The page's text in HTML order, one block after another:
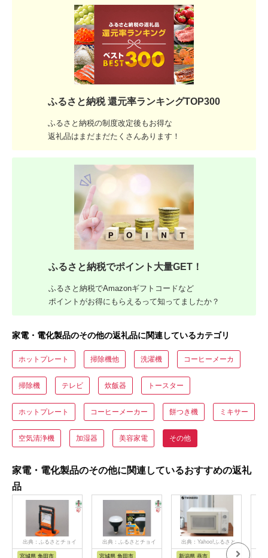
ふるさと納税 還元率ランキングTOP300
ふるさと納税の制度改定後もお得な
返礼品はまだまだたくさんあります！
ふるさと納税でポイント大量GET！
ふるさと納税でAmazonギフトコードなど
ポイントがお得にもらえるって知ってましたか？
家電・電化製品のその他の返礼品に関連しているカテゴリ
ホットプレート 掃除機他 洗濯機 コーヒーメーカ
掃除機 テレビ 炊飯器 トースター
ホットプレート コーヒーメーカー 餅つき機 ミキサー
空気清浄機 加湿器 美容家電 その他
家電・電化製品のその他に関連しているおすすめの返礼
品
出典：ふるさとチョイ
ス
宮城県 角田市
出典：ふるさとチョイ
ス
宮城県 角田市
出典：Yahoo!ふるさと
納税
新潟県 燕市